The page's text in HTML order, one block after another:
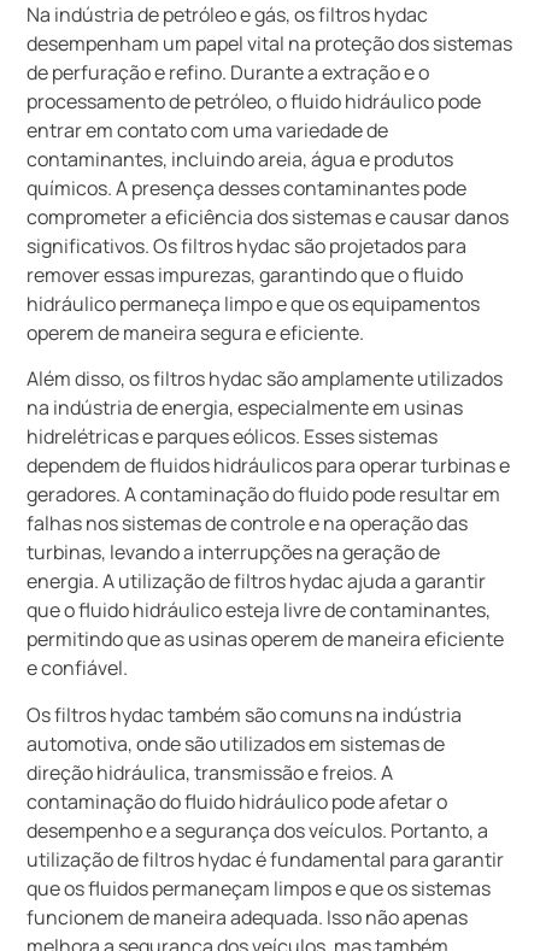
Na indústria de petróleo e gás, os filtros hydac
desempenham um papel vital na proteção dos sistemas
de perfuração e refino. Durante a extração e o
processamento de petróleo, o fluido hidráulico pode
entrar em contato com uma variedade de
contaminantes, incluindo areia, água e produtos
químicos. A presença desses contaminantes pode
comprometer a eficiência dos sistemas e causar danos
significativos. Os filtros hydac são projetados para
remover essas impurezas, garantindo que o fluido
hidráulico permaneça limpo e que os equipamentos
operem de maneira segura e eficiente.
Além disso, os filtros hydac são amplamente utilizados
na indústria de energia, especialmente em usinas
hidrelétricas e parques eólicos. Esses sistemas
dependem de fluidos hidráulicos para operar turbinas e
geradores. A contaminação do fluido pode resultar em
falhas nos sistemas de controle e na operação das
turbinas, levando a interrupções na geração de
energia. A utilização de filtros hydac ajuda a garantir
que o fluido hidráulico esteja livre de contaminantes,
permitindo que as usinas operem de maneira eficiente
e confiável.
Os filtros hydac também são comuns na indústria
automotiva, onde são utilizados em sistemas de
direção hidráulica, transmissão e freios. A
contaminação do fluido hidráulico pode afetar o
desempenho e a segurança dos veículos. Portanto, a
utilização de filtros hydac é fundamental para garantir
que os fluidos permaneçam limpos e que os sistemas
funcionem de maneira adequada. Isso não apenas